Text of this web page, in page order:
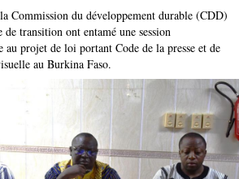
Commission du développement durable (CDD)
de transition ont entamé une session
au projet de loi portant Code de la presse et de
au Burkina Faso.